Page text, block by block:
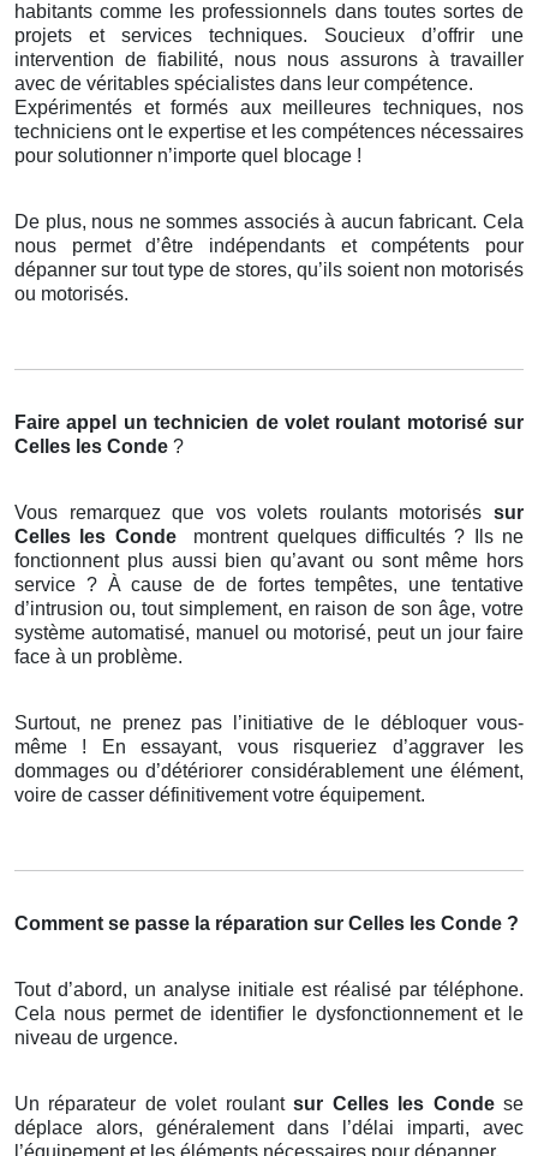
habitants comme les professionnels dans toutes sortes de
projets et services techniques. Soucieux d’offrir une
intervention de fiabilité, nous nous assurons à travailler
avec de véritables spécialistes dans leur compétence.
Expérimentés et formés aux meilleures techniques, nos
techniciens ont le expertise et les compétences nécessaires
pour solutionner n’importe quel blocage !
De plus, nous ne sommes associés à aucun fabricant. Cela
nous permet d’être indépendants et compétents pour
dépanner sur tout type de stores, qu’ils soient non motorisés
ou motorisés.
Faire appel un technicien de volet roulant motorisé sur
Celles les Conde ?
Vous remarquez que vos volets roulants motorisés sur
Celles les Conde
montrent quelques difficultés ? Ils ne
fonctionnent plus aussi bien qu’avant ou sont même hors
service ? À cause de de fortes tempêtes, une tentative
d’intrusion ou, tout simplement, en raison de son âge, votre
système automatisé, manuel ou motorisé, peut un jour faire
face à un problème.
Surtout, ne prenez pas l’initiative de le débloquer vous-
même ! En essayant, vous risqueriez d’aggraver les
dommages ou d’détériorer considérablement une élément,
voire de casser définitivement votre équipement.
Comment se passe la réparation sur Celles les Conde ?
Tout d’abord, un analyse initiale est réalisé par téléphone.
Cela nous permet de identifier le dysfonctionnement et le
niveau de urgence.
Un réparateur de volet roulantsur Celles les Condese
déplace alors, généralement dans l’délai imparti, avec